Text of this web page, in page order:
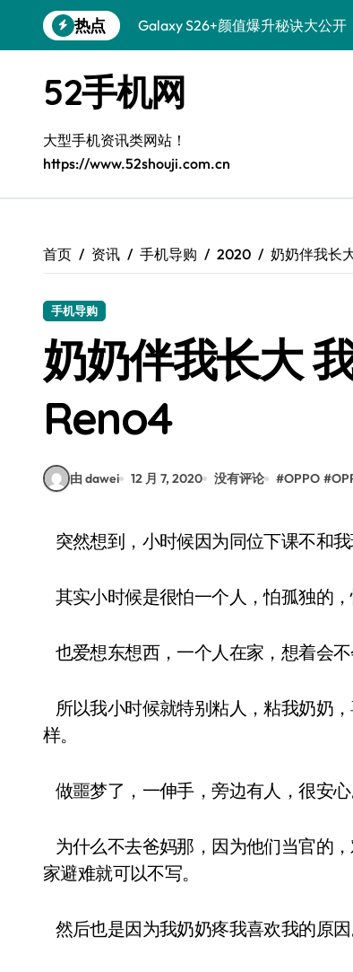
到
热点
Galaxy S26+颜值爆升秘诀大公开
Galaxy Z Flip6：折叠时尚，尽享
三星Galaxy S26发布：一键解锁个
Galaxy S25美颜秘籍：个性定制炫
Galaxy C55 5G焕新秘籍：潮流
Galaxy S25+闪亮登场，这样打扮
52手机网
大型手机资讯类网站！
https://www.52shouji.com.cn
首页 资讯 手机导购 2020 奶奶伴我长
手机导购
奶奶伴我长大
Reno4
由 dawei 12 月 7, 2020 没有评论 #OPPO #
突然想到，小时候因为同位下课不和
其实小时候是很怕一个人，怕孤独的，
也爱想东想西，一个人在家，想着会
所以我小时候就特别粘人，粘我奶奶
样。
做噩梦了，一伸手，旁边有人，很安心
为什么不去爸妈那，因为他们当官的
家避难就可以不写。
然后也是因为我奶奶疼我喜欢我的原因